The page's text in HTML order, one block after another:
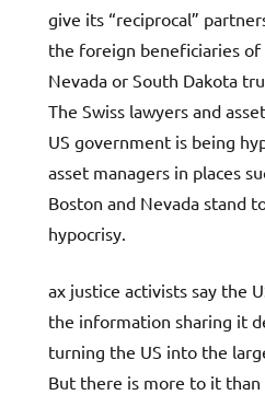
give its “reciprocal”
the foreign beneficiaries of
Nevada or South Dakota
The Swiss lawyers and
US government is being
asset managers in places
Boston and Nevada stand
hypocrisy.
ax justice activists say the
the information sharing it
turning the US into the
But there is more to it